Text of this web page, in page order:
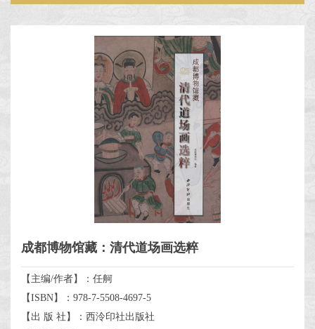
成都博物馆藏：清代道场画选粹
【主编/作者】：任舸
【ISBN】：978-7-5508-4697-5
【出 版 社】：西泠印社出版社